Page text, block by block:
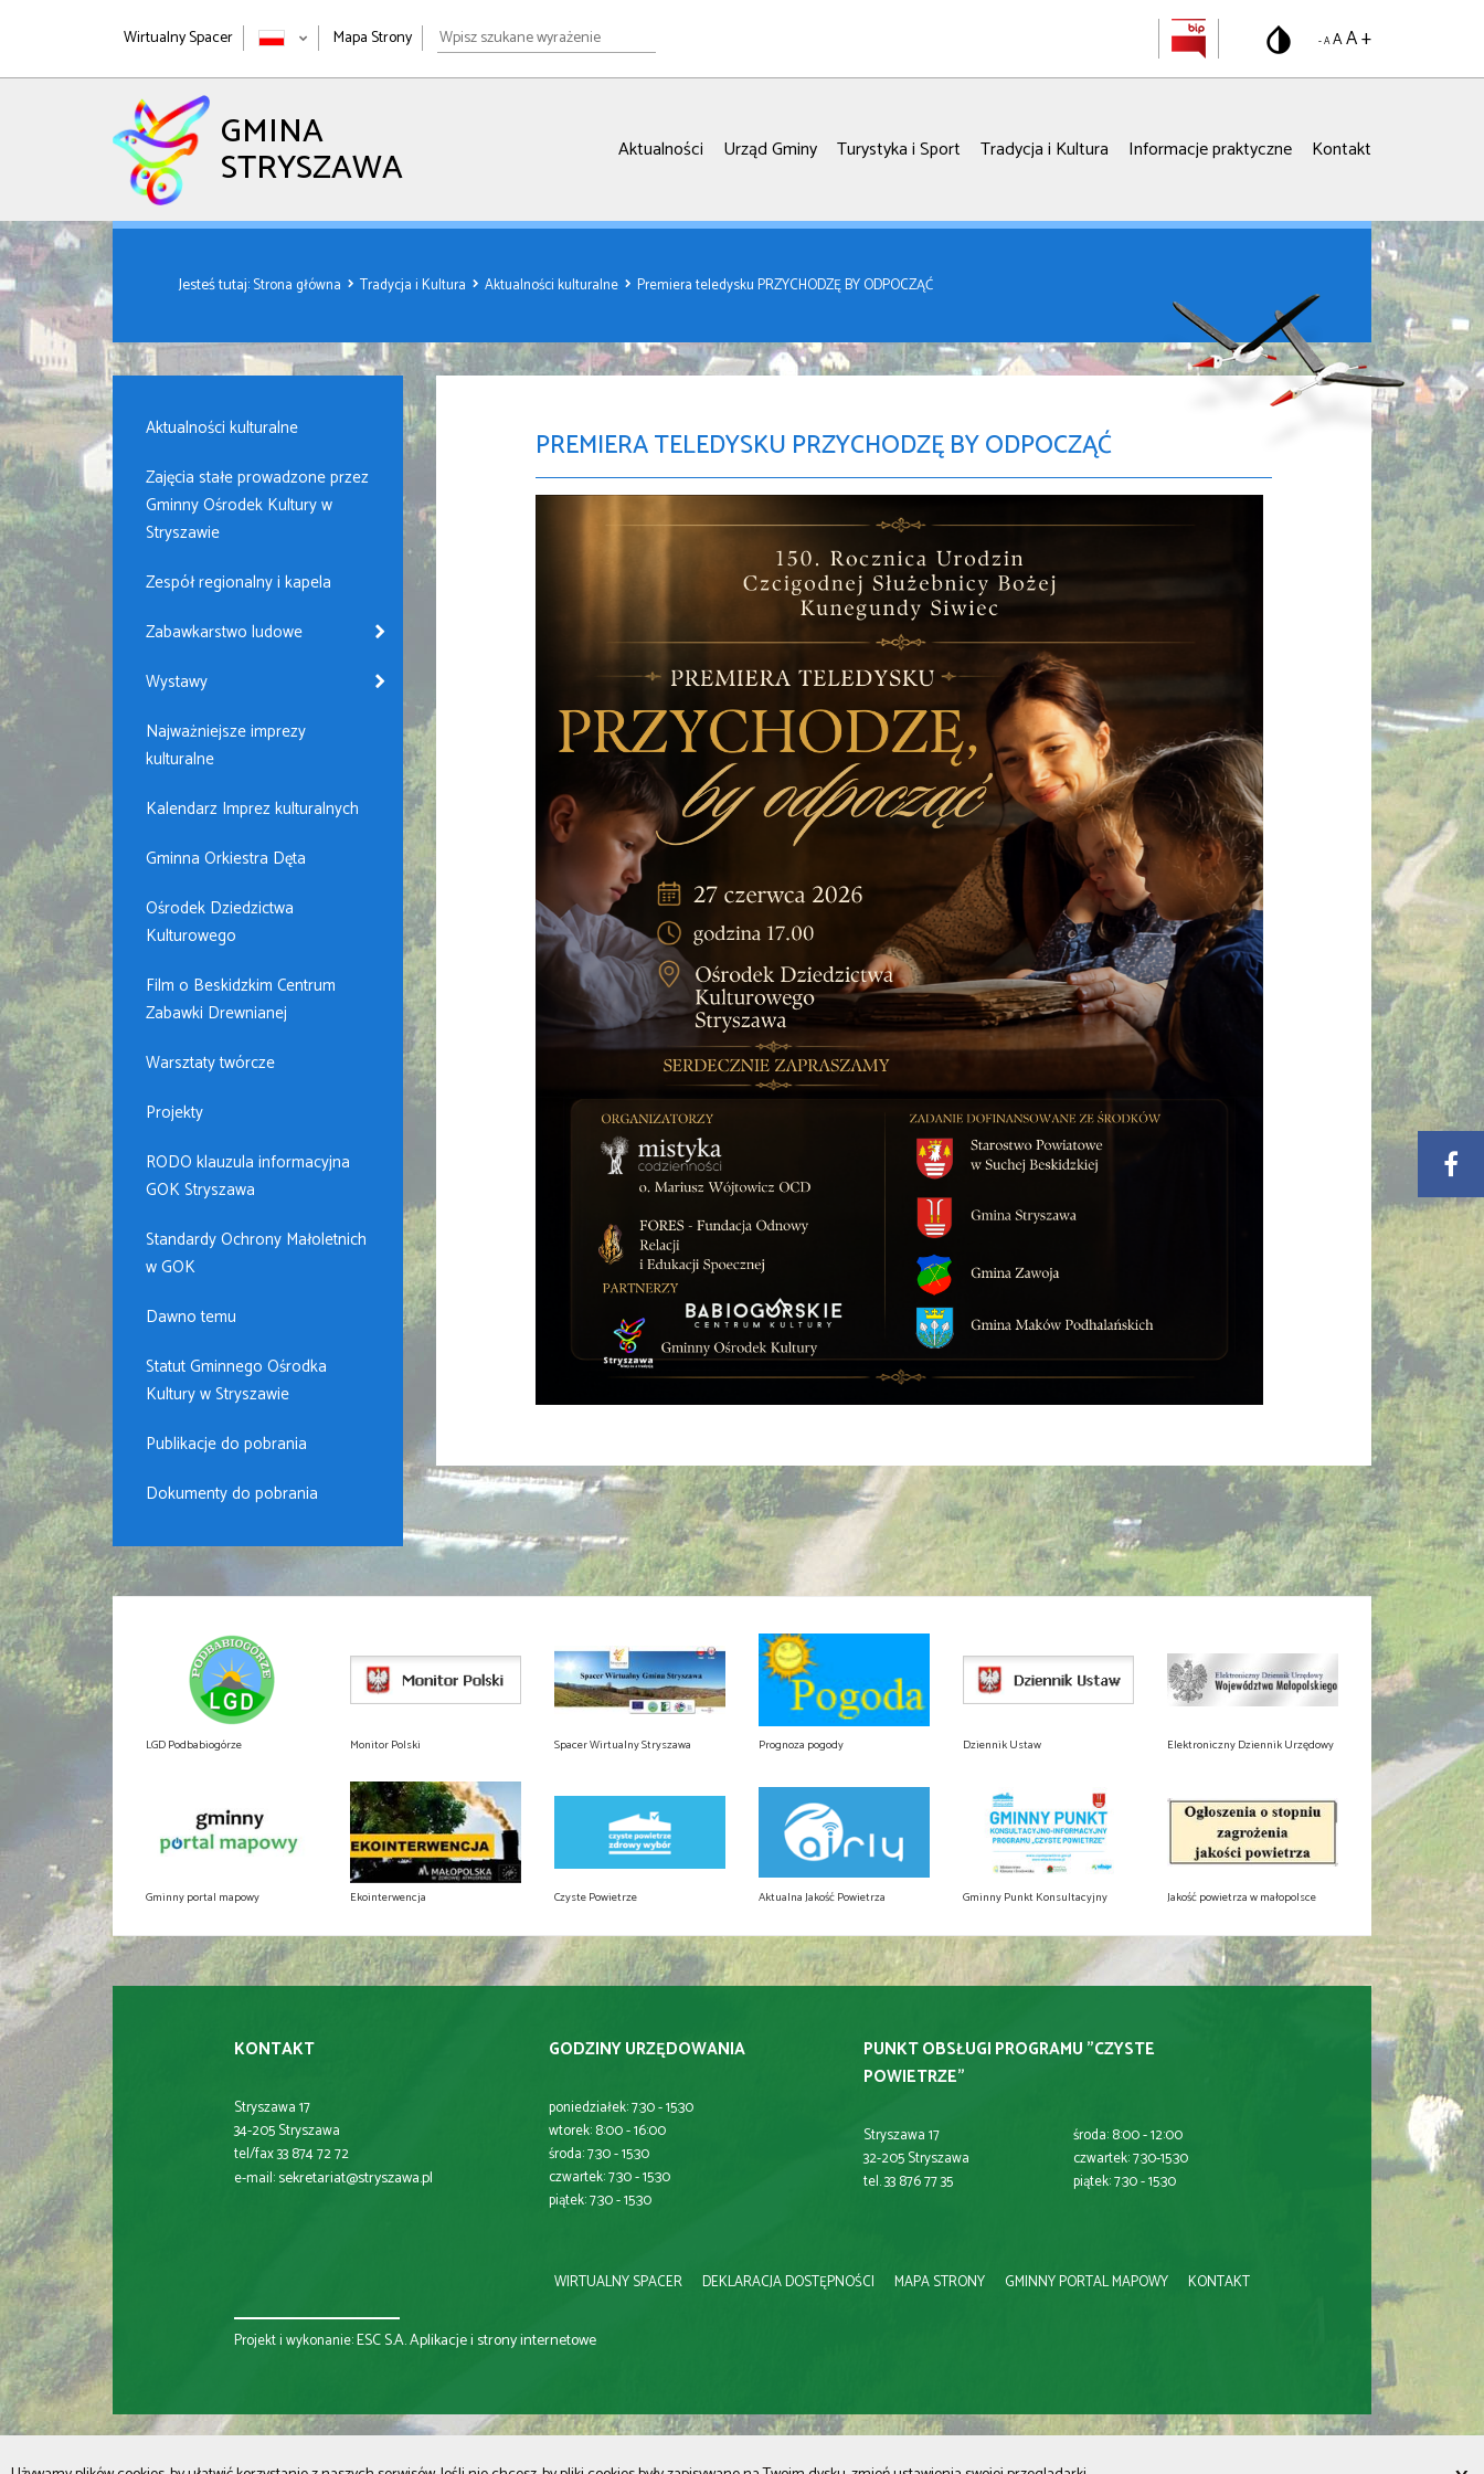
Wirtualny Spacer Mapa Strony
Wpisz
szukane
wyrażenie
- A AA +
GMINA
STRYSZAWA Aktualności Urząd Gminy Turystyka i Sport Tradycja i Kultura Informacje praktyczne Kontakt
Jesteś tutaj:Strona główna Tradycja i Kultura Aktualności kulturalne Premiera teledysku PRZYCHODZĘ BY ODPOCZĄĆ
Aktualności kulturalne
Zajęcia stałe prowadzone przez
Gminny Ośrodek Kultury w
Stryszawie
Zespół regionalny i kapela
Zabawkarstwo ludowe
Wystawy
Najważniejsze imprezy
kulturalne
Kalendarz Imprez kulturalnych
Gminna Orkiestra Dęta
Ośrodek Dziedzictwa
Kulturowego
Film o Beskidzkim Centrum
Zabawki Drewnianej
Warsztaty twórcze
Projekty
RODO klauzula informacyjna
GOK Stryszawa
Standardy Ochrony Małoletnich
w GOK
Dawno temu
Statut Gminnego Ośrodka
Kultury w Stryszawie
Publikacje do pobrania
Dokumenty do pobrania
PREMIERA TELEDYSKU PRZYCHODZĘ BY ODPOCZĄĆ
LGD Podbabiogórze Monitor Polski Spacer Wirtualny Stryszawa Prognoza pogody Dziennik Ustaw Elektroniczny Dziennik Urzędowy
Gminny portal mapowy Ekointerwencja Czyste Powietrze Aktualna Jakość Powietrza Gminny Punkt Konsultacyjny Jakość powietrza w małopolsce
KONTAKT
Stryszawa 17
34-205 Stryszawa
tel/fax 33 874 72 72
e-mail:sekretariat@stryszawa.pl
GODZINY URZĘDOWANIA
poniedziałek: 7:30 - 15:30
wtorek: 8:00 - 16:00
środa: 7:30 - 15:30
czwartek: 7:30 - 15:30
piątek: 7:30 - 15:30
PUNKT OBSŁUGI PROGRAMU "CZYSTE
POWIETRZE"
Stryszawa 17
32-205 Stryszawa
tel. 33 876 77 35
środa: 8:00 - 12:00
czwartek: 7:30-15:30
piątek: 7:30 - 15:30
WIRTUALNY SPACER DEKLARACJA DOSTĘPNOŚCI MAPA STRONY GMINNY PORTAL MAPOWY KONTAKT
Projekt i wykonanie:ESC S.A.Aplikacje i strony internetowe